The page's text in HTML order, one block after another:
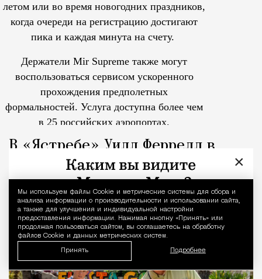
Уведомление
Мы используем файлы Сookie и метрические системы для сбора и
анализа информации о производительности и использовании сайта,
а также для улучшения и индивидуальной настройки
предоставления информации. Нажимая кнопку «Принять» или
продолжая пользоваться сайтом, вы соглашаетесь на обработку
файлов Cookie и данных метрических систем.
Принять Подробнее
летом или во время новогодних праздников,
когда очереди на регистрацию достигают
пика и каждая минута на счету.
Держатели Mir Supreme также могут
воспользоваться сервисом ускоренного
прохождения предполетных
формальностей. Услуга доступна более чем
в 25 российских аэропортах.
В «Ястребе» Уилл Феррелл в
одиночку ломает старую добрую
комедию и бьет мимо лунки
Кино Ярослав Забалуев
×